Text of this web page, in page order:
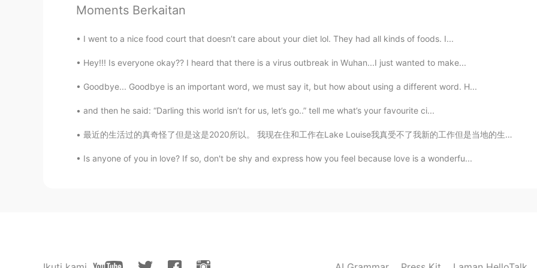
追梦
Moments Berkaitan
I went to a nice food court that doesn’t care about your diet lol. They had all kinds of foods. I...
Hey!!! Is everyone okay?? I heard that there is a virus outbreak in Wuhan...I just wanted to make...
Goodbye... Goodbye is an important word, we must say it, but how about using a different word. H...
and then he said: “Darling this world isn’t for us, let’s go..” tell me what’s your favourite ci...
最近的生活过的真奇怪了但是这是2020所以。 我现在住和工作在Lake Louise我真受不了我新的工作但是当地的生活真么美所以没事。我的合同快要到期，到期以后我真不知道做什么。我知道现在也有好...
Is anyone of you in love? If so, don't be shy and express how you feel because love is a wonderfu...